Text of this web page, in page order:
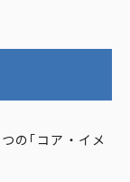
の｢コア・イメ